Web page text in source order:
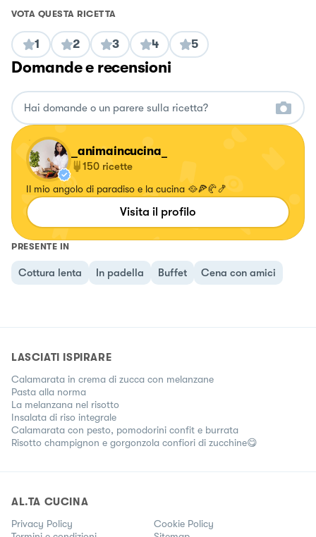
VOTA QUESTA RICETTA
1 2 3 4 5
Domande e recensioni
_animaincucina_
150 ricette
Il mio angolo di paradiso e la cucina 🥘🍕🥐🍤
Visita il profilo
PRESENTE IN
Cottura lenta In padella Buffet Cena con amici
LASCIATI ISPIRARE
Calamarata in crema di zucca con melanzane
Pasta alla norma
La melanzana nel risotto
Insalata di riso integrale
Calamarata con pesto, pomodorini confit e burrata
Risotto champignon e gorgonzola confiori di zucchine😋
AL.TA CUCINA
Privacy Policy
Cookie Policy